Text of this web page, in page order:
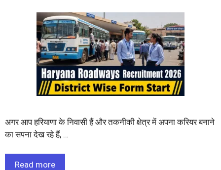
अगर आप हरियाणा के निवासी हैं और तकनीकी क्षेत्र में अपना करियर बनाने
का सपना देख रहे हैं, …
Read more